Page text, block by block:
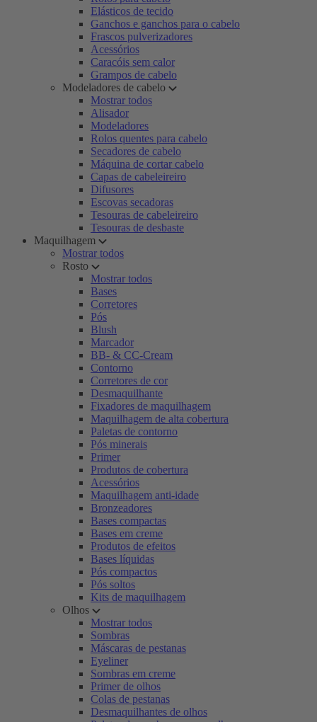
Elásticos de tecido
Ganchos e ganchos para o cabelo
Frascos pulverizadores
Acessórios
Caracóis sem calor
Grampos de cabelo
Modeladores de cabelo
Mostrar todos
Alisador
Modeladores
Rolos quentes para cabelo
Secadores de cabelo
Máquina de cortar cabelo
Capas de cabeleireiro
Difusores
Escovas secadoras
Tesouras de cabeleireiro
Tesouras de desbaste
Maquilhagem
Mostrar todos
Rosto
Mostrar todos
Bases
Corretores
Pós
Blush
Marcador
BB- & CC-Cream
Contorno
Corretores de cor
Desmaquilhante
Fixadores de maquilhagem
Maquilhagem de alta cobertura
Paletas de contorno
Pós minerais
Primer
Produtos de cobertura
Acessórios
Maquilhagem anti-idade
Bronzeadores
Bases compactas
Bases em creme
Produtos de efeitos
Bases líquidas
Pós compactos
Pós soltos
Kits de maquilhagem
Olhos
Mostrar todos
Sombras
Máscaras de pestanas
Eyeliner
Sombras em creme
Primer de olhos
Colas de pestanas
Desmaquilhantes de olhos